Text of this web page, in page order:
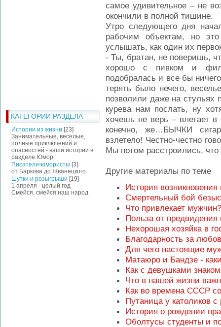
КАТЕГОРИИ РАЗДЕЛА
Истории из жизни [23]
Занимательные, веселые,
полные приключений и
опасностей - ваши истории в
разделе Юмор
Писатели-юмористы [3]
от Баркова до Жванецкого
Шутки и розыгрыши [19]
1 апреля - целый год
Смейся, смейся наш народ
самое удивительное – не
окончили в полной тишине.
Утро следующего дня
рабочим объектам, но
услышать, как один их
- Ты, братан, не поверишь,
хорошо с пивком и
подобралась и все бы
терять было нечего,
позволили даже на стульях
курева нам послать, ну
хочешь не верь – влетает
конечно, же…БЫЧКИ
взлетело! Честно-честно
Мы потом расстроились,
Другие материалы по теме
История
Смертельный бой
Что привлекает мужчин?
Польза от
Нехорошая хозяйка в
Благодарность за
Для чего настоящие
Матаюро и Бандзе -
Как с девушками
Что в нашей жизни
Как во времена СССР
Путаница у католиков
История о рождении
Оболтусы студенты и